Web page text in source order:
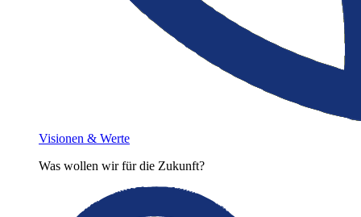
Visionen & Werte
Was wollen wir für die Zukunft?